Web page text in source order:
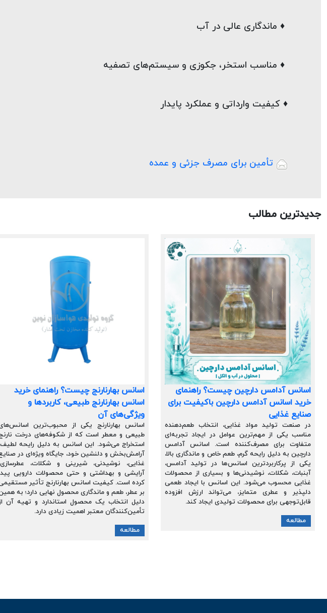
♦ ماندگاری عالی در آب
♦ مناسب استخر، جکوزی و سیستم‌های تصفیه
♦ کیفیت وارداتی و عملکرد پایدار
تأمین برای مصرف جزئی و عمده
جدیدترین مطالب
اسانس آدامس دارچین چیست؟ راهنمای
خرید اسانس آدامس دارچین باکیفیت برای
صنایع غذایی
در صنعت تولید مواد غذایی، انتخاب طعم‌دهنده
مناسب یکی از مهم‌ترین عوامل در ایجاد تجربه‌ای
متفاوت برای مصرف‌کننده است. اسانس آدامس
دارچین به دلیل رایحه گرم، طعم خاص و ماندگاری بالا،
یکی از پرکاربردترین اسانس‌ها در تولید آدامس،
آبنبات، شکلات، نوشیدنی‌ها و بسیاری از محصولات
غذایی محسوب می‌شود. این اسانس با ایجاد طعمی
دلپذیر و عطری متمایز، می‌تواند ارزش افزوده
قابل‌توجهی برای محصولات تولیدی ایجاد کند.
مطالعه
اسانس بهارنارنج چیست؟ راهنمای خرید
اسانس بهارنارنج طبیعی، کاربردها و
ویژگی‌های آن
اسانس بهارنارنج یکی از محبوب‌ترین
طبیعی و معطر است که از شکوفه‌های درخت
استخراج می‌شود. این اسانس به دلیل رایحه
آرامش‌بخش و دلنشین خود، جایگاه ویژه‌ای در
غذایی، نوشیدنی، شیرینی و شکلات،
آرایشی و بهداشتی و حتی محصولات دارویی
کرده است. کیفیت اسانس بهارنارنج تأثیر
بر عطر، طعم و ماندگاری محصول نهایی دارد؛ به
دلیل انتخاب یک محصول استاندارد و تهیه آن از
تأمین‌کنندگان معتبر اهمیت زیادی دارد.
مطالعه